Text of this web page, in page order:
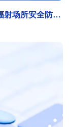
射场所安全防护